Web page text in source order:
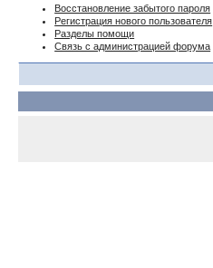
Восстановление забытого пароля
Регистрация нового пользователя
Разделы помощи
Связь с администрацией форума